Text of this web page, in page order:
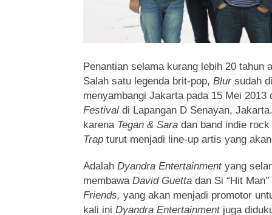
Penantian selama kurang lebih 20 tahun
Salah satu legenda brit-pop, Blur sudah
menyambangi Jakarta pada 15 Mei
Festival di Lapangan D Senayan, Jakarta.
karenaTegan & Sara dan band indie
Trap turut menjadi line-up artis yang
Adalah Dyandra Entertainmentyang
membawa David Guetta dan Si “Hit Man
Friends, yang akan menjadi promotor
kali ini Dyandra Entertainmentjuga